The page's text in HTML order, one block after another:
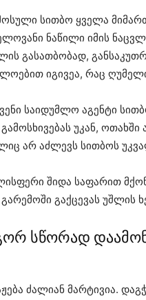
სითბო ყველა
ნაწილი იმის
გასათბობად,
იგივეა, რაც
საიდუმლო აგენტი
უკან, ოთახში
არ აძლევს სითბოს
შიდა საფარით
გაქცევას უშლის
სწორად
ძალიან მარტივია.